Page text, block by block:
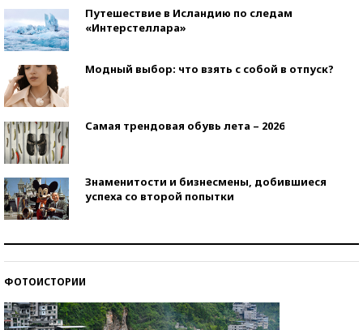
Путешествие в Исландию по следам
«Интерстеллара»
Модный выбор: что взять с собой в отпуск?
Самая трендовая обувь лета – 2026
Знаменитости и бизнесмены, добившиеся
успеха со второй попытки
ФОТОИСТОРИИ